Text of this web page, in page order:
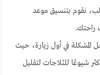
نقوم بتنسيق موعد
راحتك.
في أول زيارة، حيث
شيوعًا للثلاجات لتقليل